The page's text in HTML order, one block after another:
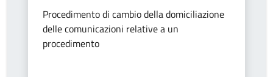
Procedimento di cambio della domiciliazione
delle comunicazioni relative a un
procedimento